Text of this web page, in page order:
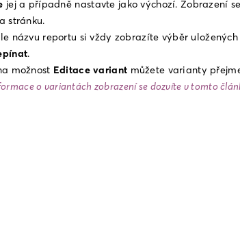
jej a případně nastavte jako výchozí. Zobrazení
stránku.
názvu reportu si vždy zobrazíte výběr
.
možnost Editace variant můžete varianty
o variantách zobrazení se dozvíte v tomto